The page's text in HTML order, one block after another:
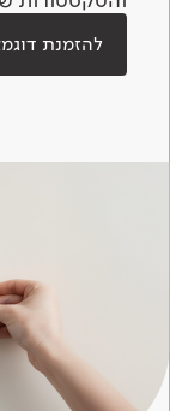
להזמנת